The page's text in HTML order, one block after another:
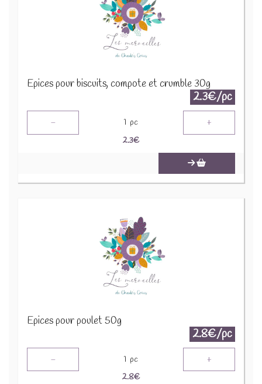
Epices pour biscuits, compote et crumble 30g
2.3€/pc
- 1 pc +
2.3€
Epices pour poulet 50g
2.8€/pc
- 1 pc +
2.8€